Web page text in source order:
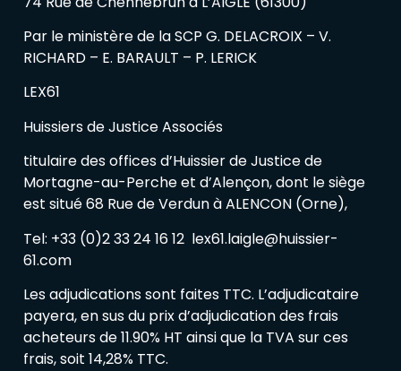
Par le ministère de la SCP G. DELACROIX – V.
RICHARD – E. BARAULT – P. LERICK
LEX61
Huissiers de Justice Associés
titulaire des offices d’Huissier de Justice de
Mortagne-au-Perche et d’Alençon, dont le siège
est situé 68 Rue de Verdun à ALENCON (Orne),
Tel: +33 (0)2 33 24 16 12 lex61.laigle@huissier-
61.com
Les adjudications sont faites TTC. L’adjudicataire
payera, en sus du prix d’adjudication des frais
acheteurs de 11.90% HT ainsi que la TVA sur ces
frais, soit 14,28% TTC.